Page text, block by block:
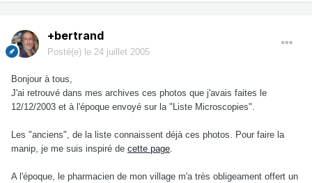
+bertrand
Posté(e) le 24 juillet 2005
Bonjour à tous,
J'ai retrouvé dans mes archives ces photos que j'avais faites le
12/12/2003 et à l'époque envoyé sur la "Liste Microscopies".
Les "anciens", de la liste connaissent déjà ces photos. Pour faire la
manip, je me suis inspiré de cette page.
A l'époque, le pharmacien de mon village m'a très obligeament offert un